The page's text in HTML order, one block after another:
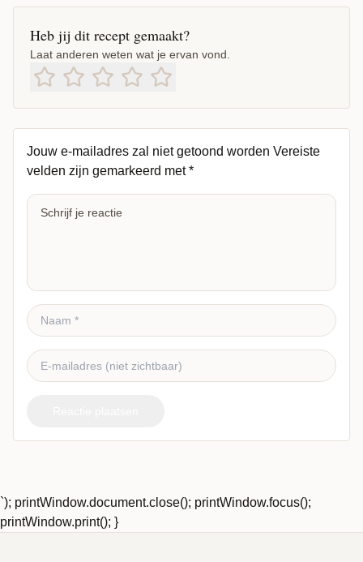
Heb jij dit recept gemaakt?
Laat anderen weten wat je ervan vond.
Jouw e-mailadres zal niet getoond worden Vereiste
velden zijn gemarkeerd met*
`); printWindow.document.close(); printWindow.focus();
printWindow.print(); }